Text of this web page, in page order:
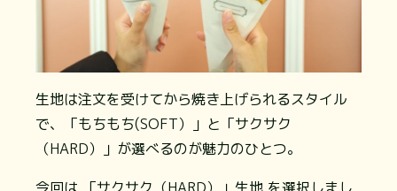
生地は注文を受けてから焼き上げられるスタイル
で、「もちもち(SOFT）」と「サクサク
（HARD）」が選べるのが魅力のひとつ。